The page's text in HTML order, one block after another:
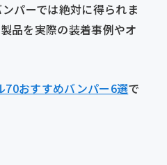
パーでは絶対に得られま
品を実際の装着事例やオ
70おすすめバンパー6選で